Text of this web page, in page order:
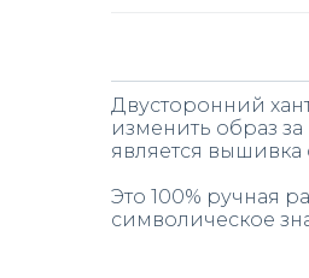
Двусторонний
изменить образ
является вышивка
Это 100% ручная
символическое